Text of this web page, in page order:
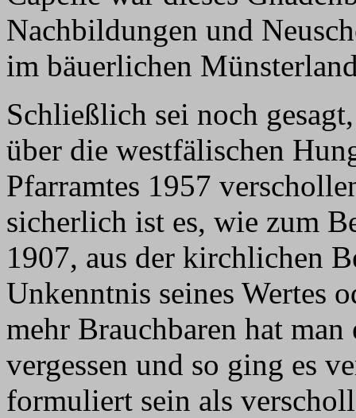
Nachbildungen und
im bäuerlichen
Schließlich sei noch
über die westfälischen
Pfarramtes 1957
sicherlich ist es, wie zum
1907, aus der kirchlichen
Unkenntnis seines Wertes
mehr Brauchbaren hat
vergessen und so ging es
formuliert sein als